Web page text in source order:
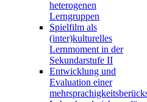
heterogenen
Lerngruppen
Spielfilm als
(inter)kulturelles
Lernmoment in der
Sekundarstufe II
Entwicklung und
Evaluation einer